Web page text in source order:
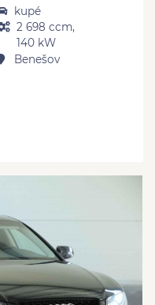
kupé
2 698 ccm,
140 kW
Benešov